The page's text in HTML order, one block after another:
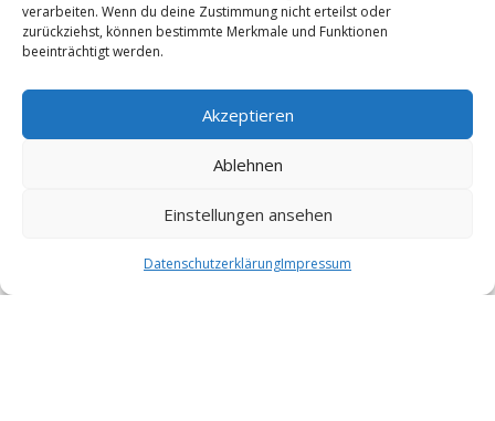
verarbeiten. Wenn du deine Zustimmung nicht erteilst oder
zurückziehst, können bestimmte Merkmale und Funktionen
beeinträchtigt werden.
Akzeptieren
Ablehnen
Einstellungen ansehen
DatenschutzerklärungImpressum
Button Alignment &
Styles